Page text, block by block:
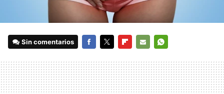
Sin comentarios
MAIL